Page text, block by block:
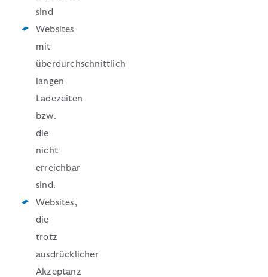
sind
Websites
mit
überdurchschnittlich
langen
Ladezeiten
bzw.
die
nicht
erreichbar
sind.
Websites,
die
trotz
ausdrücklicher
Akzeptanz